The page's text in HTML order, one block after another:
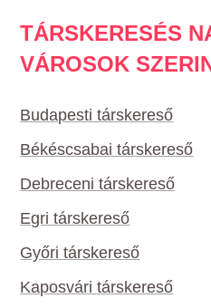
TÁRSKERESÉS
VÁROSOK
Budapesti társkereső
Békéscsabai társkereső
Debreceni társkereső
Egri társkereső
Győri társkereső
Kaposvári társkereső